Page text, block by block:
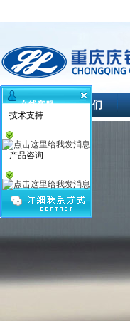
首页 关于我们
在线客服
技术支持
产品咨询